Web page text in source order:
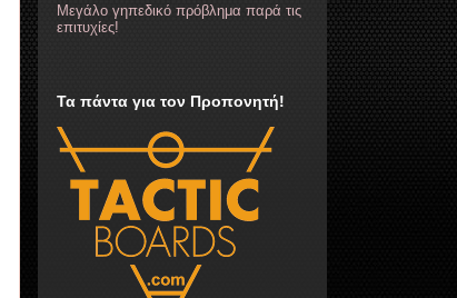
Μεγάλο γηπεδικό πρόβλημα παρά τις
επιτυχίες!
Τα πάντα για τον Προπονητή!